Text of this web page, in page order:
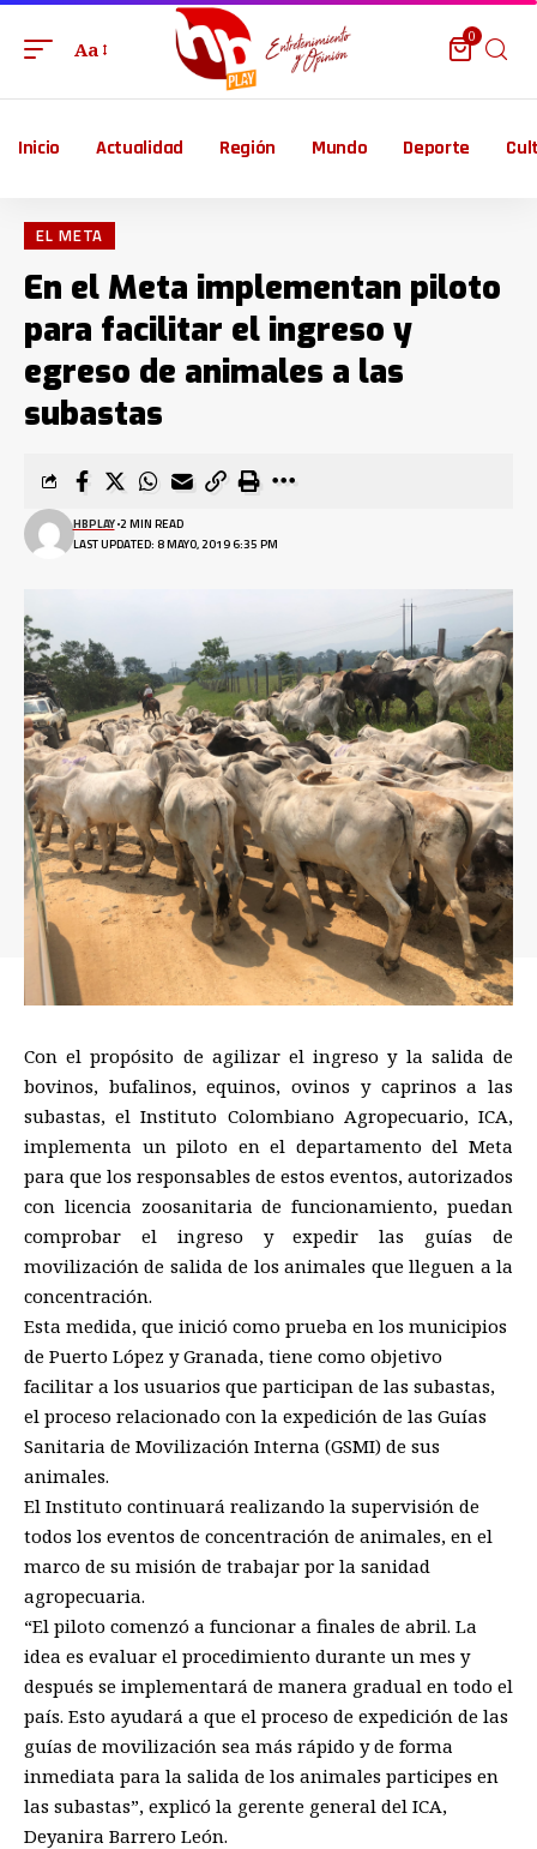
Aa
0
Inicio Actualidad Región Mundo Deporte
EL META
En el Meta implementan piloto
para facilitar el ingreso y
egreso de animales a las
subastas
LAST UPDATED: 8 MAYO, 2019 6:35 PM
HBPLAY 2 MIN READ
Con el propósito de agilizar el ingreso y la salida de
bovinos, bufalinos, equinos, ovinos y caprinos a las
subastas, el Instituto Colombiano Agropecuario, ICA,
implementa un piloto en el departamento del Meta
para que los responsables de estos eventos, autorizados
con licencia zoosanitaria de funcionamiento, puedan
comprobar el ingreso y expedir las guías de
movilización de salida de los animales que lleguen a la
concentración.
Esta medida, que inició como prueba en los municipios
de Puerto López y Granada, tiene como objetivo
facilitar a los usuarios que participan de las subastas,
el proceso relacionado con la expedición de las Guías
Sanitaria de Movilización Interna (GSMI) de sus
animales.
El Instituto continuará realizando la supervisión de
todos los eventos de concentración de animales, en el
marco de su misión de trabajar por la sanidad
agropecuaria.
“El piloto comenzó a funcionar a finales de abril. La
idea es evaluar el procedimiento durante un mes y
después se implementará de manera gradual en todo el
país. Esto ayudará a que el proceso de expedición de las
guías de movilización sea más rápido y de forma
inmediata para la salida de los animales participes en
las subastas”, explicó la gerente general del ICA,
Deyanira Barrero León.